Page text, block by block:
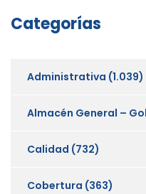
Categorías
Administrativa (1.039)
Almacén General –
Calidad (732)
Cobertura (363)